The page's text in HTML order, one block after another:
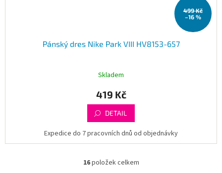
499 Kč
–16 %
Pánský dres Nike Park VIII HV8153-657
Skladem
419 Kč
DETAIL
Expedice do 7 pracovních dnů od objednávky
O
16položek celkem